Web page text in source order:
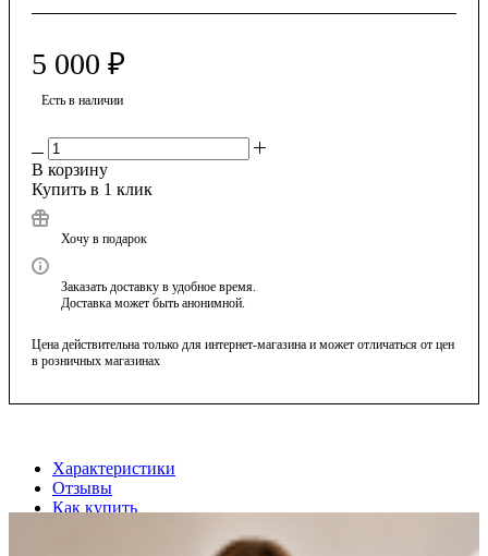
5 000 ₽
Есть в наличии
В корзину
Купить в 1 клик
Хочу в подарок
Заказать доставку в удобное время.
Доставка может быть анонимной.
Цена действительна только для интернет-магазина и может отличаться от цен
в розничных магазинах
Характеристики
Отзывы
Как купить